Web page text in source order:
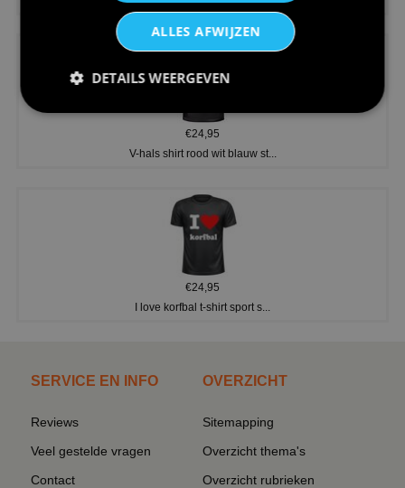
€24,95
V-hals shirt rood wit blauw st...
€24,95
I love korfbal t-shirt sport s...
SERVICE EN INFO
Reviews
Veel gestelde vragen
Contact
OVERZICHT
Sitemapping
Overzicht thema's
Overzicht rubrieken
ALLES AFWIJZEN
DETAILS WEERGEVEN